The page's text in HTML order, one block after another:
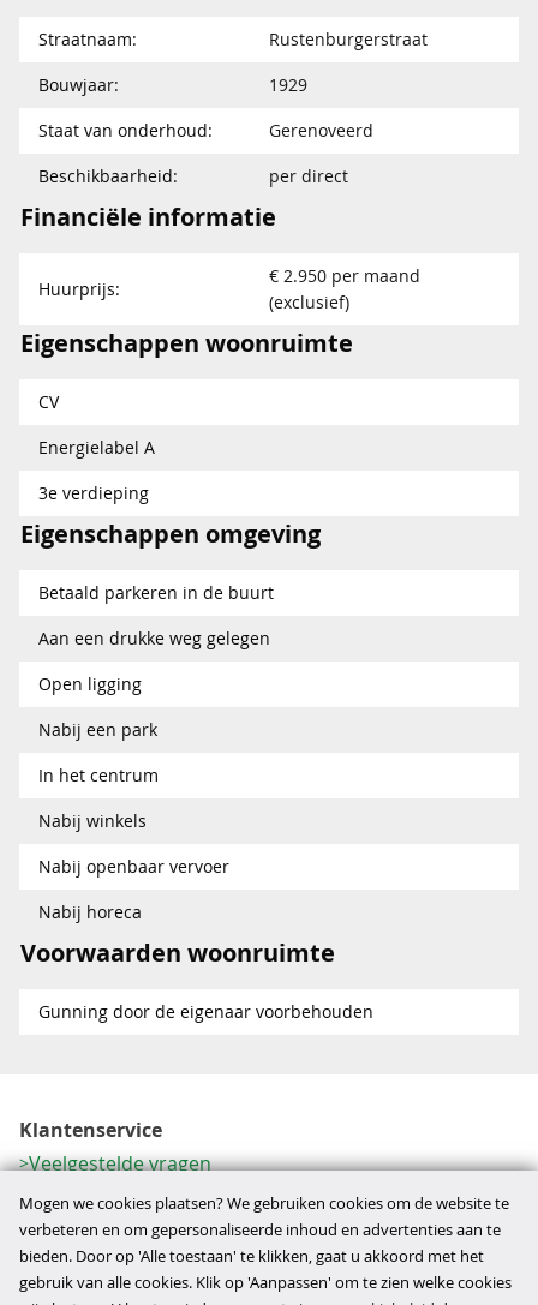
Straatnaam:
Rustenburgerstraat
Bouwjaar:
1929
Staat van onderhoud:
Gerenoveerd
Beschikbaarheid:
per direct
Financiële informatie
Huurprijs:
€ 2.950 per maand
(exclusief)
Eigenschappen woonruimte
CV
Energielabel A
3e verdieping
Eigenschappen omgeving
Betaald parkeren in de buurt
Aan een drukke weg gelegen
Open ligging
Nabij een park
In het centrum
Nabij winkels
Nabij openbaar vervoer
Nabij horeca
Voorwaarden woonruimte
Gunning door de eigenaar voorbehouden
Klantenservice
Veelgestelde vragen
Contactformulier
Herroeping
Over ons
Bedrijfsgegevens
Mogen we cookies plaatsen? We gebruiken cookies om de website te
verbeteren en om gepersonaliseerde inhoud en advertenties aan te
bieden. Door op 'Alle toestaan' te klikken, gaat u akkoord met het
gebruik van alle cookies. Klik op 'Aanpassen' om te zien welke cookies